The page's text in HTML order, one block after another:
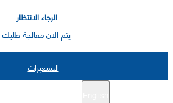
الرجاء الانتظار
يتم الان معالجة طلبك
التسعيرات